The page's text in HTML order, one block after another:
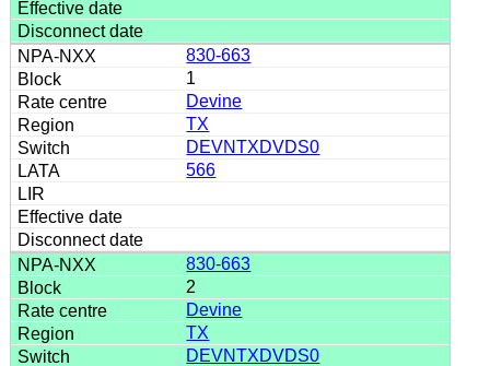
830-663
1
Devine
TX
DEVNTXDVDS0
566
830-663
2
Devine
TX
DEVNTXDVDS0